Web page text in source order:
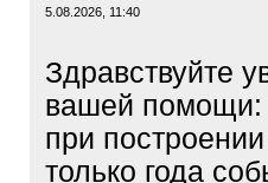
5.08.2026, 11:40
Здравствуйте
вашей помощи:
при
только года